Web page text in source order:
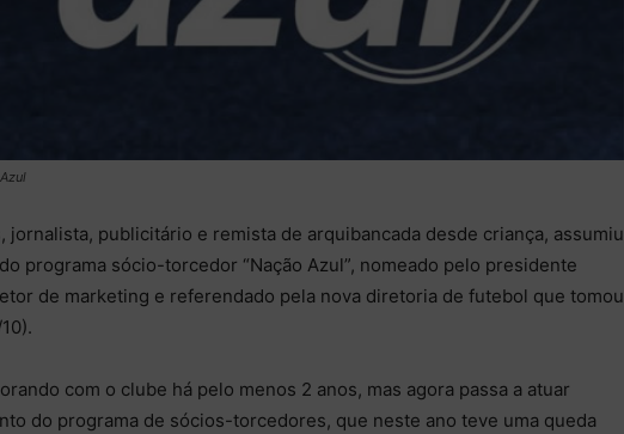
jornalista, publicitário e remista de arquibancada desde criança, assumiu
programa sócio-torcedor “Nação Azul”, nomeado pelo presidente
de marketing e referendado pela nova diretoria de futebol que tomou
com o clube há pelo menos 2 anos, mas agora passa a atuar
do programa de sócios-torcedores, que neste ano teve uma queda